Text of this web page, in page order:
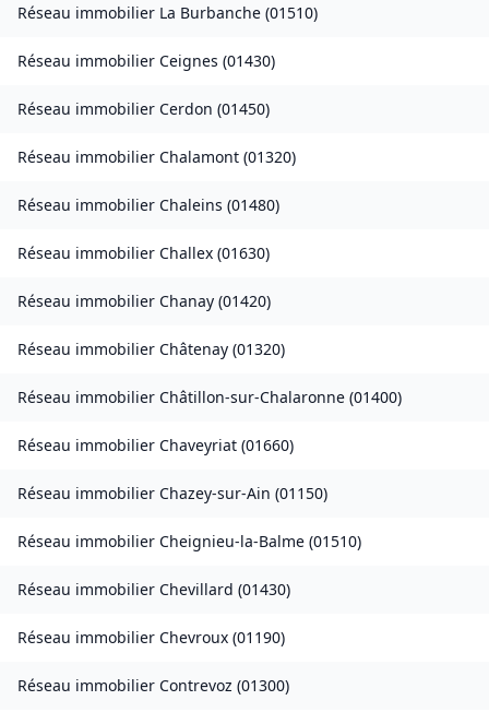
Réseau immobilier La Burbanche (01510)
Réseau immobilier Ceignes (01430)
Réseau immobilier Cerdon (01450)
Réseau immobilier Chalamont (01320)
Réseau immobilier Chaleins (01480)
Réseau immobilier Challex (01630)
Réseau immobilier Chanay (01420)
Réseau immobilier Châtenay (01320)
Réseau immobilier Châtillon-sur-Chalaronne (01400)
Réseau immobilier Chaveyriat (01660)
Réseau immobilier Chazey-sur-Ain (01150)
Réseau immobilier Cheignieu-la-Balme (01510)
Réseau immobilier Chevillard (01430)
Réseau immobilier Chevroux (01190)
Réseau immobilier Contrevoz (01300)